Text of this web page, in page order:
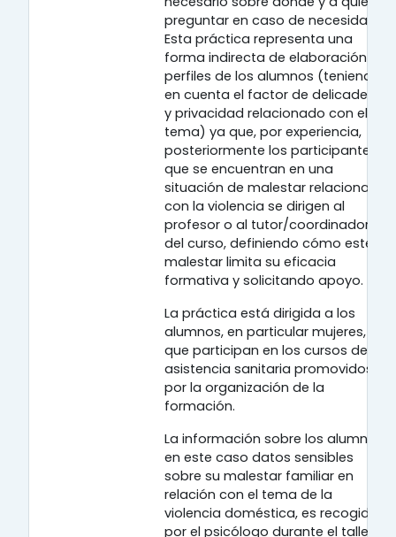
preguntar en caso de necesidad.
Esta práctica representa una
forma indirecta de elaboración de
perfiles de los alumnos (teniendo
en cuenta el factor de delicadeza
y privacidad relacionado con el
tema) ya que, por experiencia,
posteriormente los participantes
que se encuentran en una
situación de malestar relacionada
con la violencia se dirigen al
profesor o al tutor/coordinador
del curso, definiendo cómo este
malestar limita su eficacia
formativa y solicitando apoyo.
La práctica está dirigida a los
alumnos, en particular mujeres,
que participan en los cursos de
asistencia sanitaria promovidos
por la organización de la
formación.
La información sobre los alumnos,
en este caso datos sensibles
sobre su malestar familiar en
relación con el tema de la
violencia doméstica, es recogida
por el psicólogo durante el taller a